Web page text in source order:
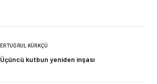
ERTUĞRUL KÜRKÇÜ
Üçüncü kutbun yeniden inşası